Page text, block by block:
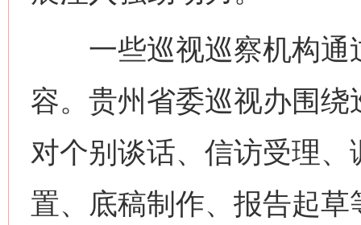
一些巡视巡察机构通
容。贵州省委巡视办围
对个别谈话、信访受理
置、底稿制作、报告起